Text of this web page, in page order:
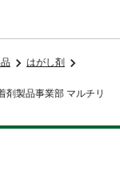
はがし剤
剤製品事業部 マルチリ